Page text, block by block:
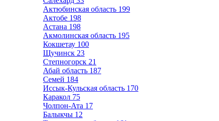
Актюбинская область 199
Актобе 198
Астана 198
Акмолинская область 195
Кокшетау 100
Щучинск 23
Степногорск 21
Абай область 187
Семей 184
Иссык-Кульская область 170
Каракол 75
Чолпон-Ата 17
Балыкчы 12